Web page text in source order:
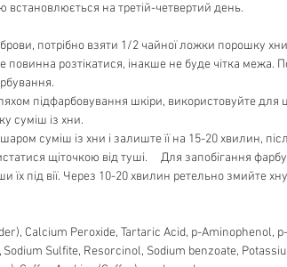
встановлюється на третій-четвертий день.
потрібно взяти 1/2 чайної ложки порошку
повинна розтікатися, інакше не буде чітка
підфарбовування шкіри, використовуйте для
суміш із хни.
суміш із хни і залиште її на 15-20 хвилин,
щіточкою від туші. Для запобігання
їх під вії. Через 10-20 хвилин ретельно змийте хну
Calcium Peroxide, Tartaric Acid, p-Aminophenol,
Sulfite, Resorcinol, Sodium benzoate,